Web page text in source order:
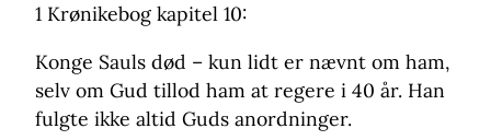
1 Krønikebog kapitel 10:
Konge Sauls død – kun lidt er nævnt om ham,
selv om Gud tillod ham at regere i 40 år. Han
fulgte ikke altid Guds anordninger.